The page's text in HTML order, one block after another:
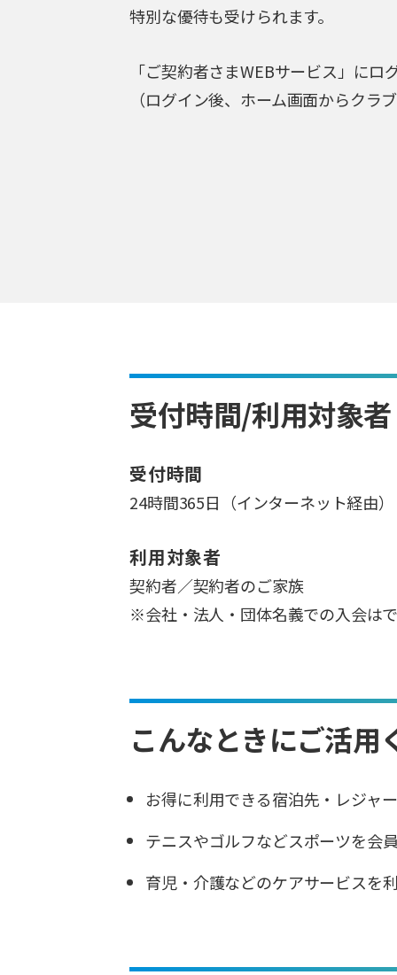
特別な優待も受けられます。
「ご契約者さまWEBサービス」に
（ログイン後、ホーム画面からクラ
受付時間/利用対象者
受付時間
24時間365日（インターネット経由）
利用対象者
契約者／契約者のご家族
※会社・法人・団体名義での入会は
こんなときにご活用
お得に利用できる宿泊先・レジャ
テニスやゴルフなどスポーツを会
育児・介護などのケアサービスを